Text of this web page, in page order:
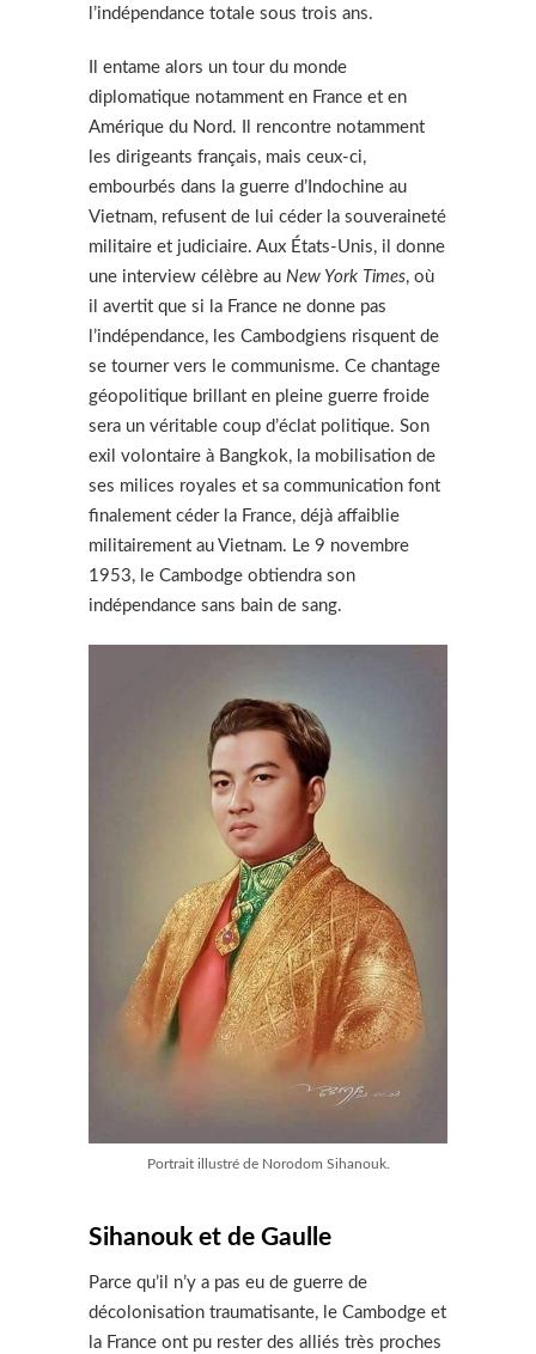
l’indépendance totale sous trois ans.
Il entame alors un tour du monde
diplomatique notamment en France et en
Amérique du Nord. Il rencontre notamment
les dirigeants français, mais ceux-ci,
embourbés dans la guerre d’Indochine au
Vietnam, refusent de lui céder la souveraineté
militaire et judiciaire. Aux États-Unis, il donne
une interview célèbre au New York Times, où
il avertit que si la France ne donne pas
l’indépendance, les Cambodgiens risquent de
se tourner vers le communisme. Ce chantage
géopolitique brillant en pleine guerre froide
sera un véritable coup d’éclat politique. Son
exil volontaire à Bangkok, la mobilisation de
ses milices royales et sa communication font
finalement céder la France, déjà affaiblie
militairement au Vietnam. Le 9 novembre
1953, le Cambodge obtiendra son
indépendance sans bain de sang.
Portrait illustré de Norodom Sihanouk.
Sihanouk et de Gaulle
Parce qu’il n’y a pas eu de guerre de
décolonisation traumatisante, le Cambodge et
la France ont pu rester des alliés très proches